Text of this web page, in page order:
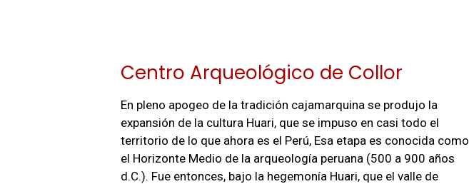
Centro Arqueológico de Collor
En pleno apogeo de la tradición cajamarquina se produjo la
expansión de la cultura Huari, que se impuso en casi todo el
territorio de lo que ahora es el Perú, Esa etapa es conocida como
el Horizonte Medio de la arqueología peruana (500 a 900 años
d.C.). Fue entonces, bajo la hegemonía Huari, que el valle de